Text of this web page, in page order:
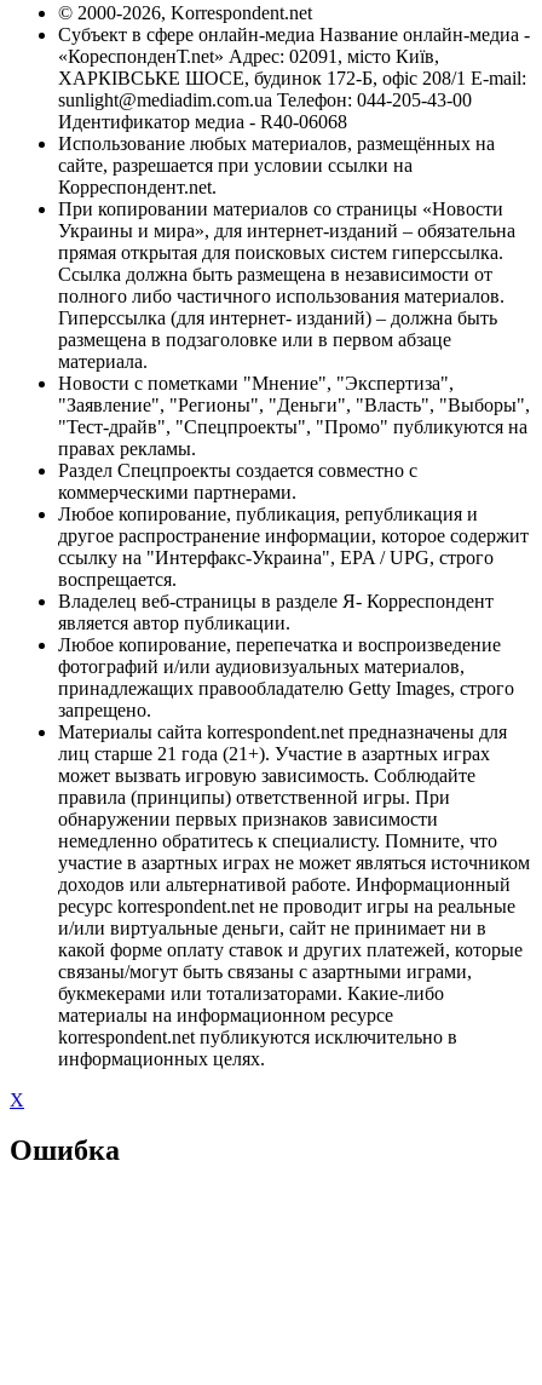
© 2000-2026, Korrespondent.net
Субъект в сфере онлайн-медиа Название онлайн-медиа -
«КореспонденТ.net» Адрес: 02091, місто Київ,
ХАРКІВСЬКЕ ШОСЕ, будинок 172-Б, офіс 208/1 E-mail:
sunlight@mediadim.com.ua Телефон: 044-205-43-00
Идентификатор медиа - R40-06068
Использование любых материалов, размещённых на
сайте, разрешается при условии ссылки на
Корреспондент.net.
При копировании материалов со страницы «Новости
Украины и мира», для интернет-изданий – обязательна
прямая открытая для поисковых систем гиперссылка.
Ссылка должна быть размещена в независимости от
полного либо частичного использования материалов.
Гиперссылка (для интернет- изданий) – должна быть
размещена в подзаголовке или в первом абзаце
материала.
Новости с пометками "Мнение", "Экспертиза",
"Заявление", "Регионы", "Деньги", "Власть", "Выборы",
"Тест-драйв", "Спецпроекты", "Промо" публикуются на
правах рекламы.
Раздел Спецпроекты создается совместно с
коммерческими партнерами.
Любое копирование, публикация, републикация и
другое распространение информации, которое содержит
ссылку на "Интерфакс-Украина", EPA / UPG, строго
воспрещается.
Владелец веб-страницы в разделе Я- Корреспондент
является автор публикации.
Любое копирование, перепечатка и воспроизведение
фотографий и/или аудиовизуальных материалов,
принадлежащих правообладателю Getty Images, строго
запрещено.
Материалы сайта korrespondent.net предназначены для
лиц старше 21 года (21+). Участие в азартных играх
может вызвать игровую зависимость. Соблюдайте
правила (принципы) ответственной игры. При
обнаружении первых признаков зависимости
немедленно обратитесь к специалисту. Помните, что
участие в азартных играх не может являться источником
доходов или альтернативой работе. Информационный
ресурс korrespondent.net не проводит игры на реальные
и/или виртуальные деньги, сайт не принимает ни в
какой форме оплату ставок и других платежей, которые
связаны/могут быть связаны с азартными играми,
букмекерами или тотализаторами. Какие-либо
материалы на информационном ресурсе
korrespondent.net публикуются исключительно в
информационных целях.
X
Ошибка